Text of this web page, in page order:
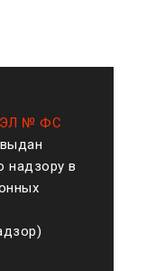
ЭЛ № ФС
надзору в